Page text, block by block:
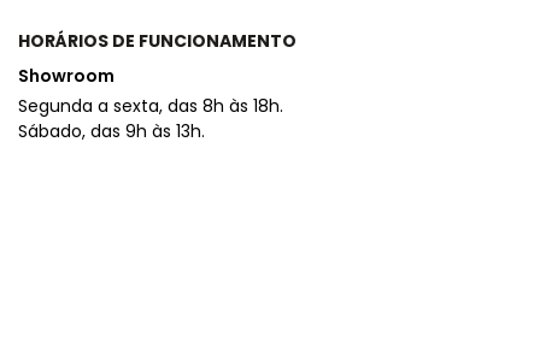
HORÁRIOS DE FUNCIONAMENTO
Showroom
Segunda a sexta, das 8h às 18h.
Sábado, das 9h às 13h.